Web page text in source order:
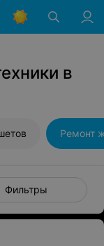
в
Ремонт
Фильтры